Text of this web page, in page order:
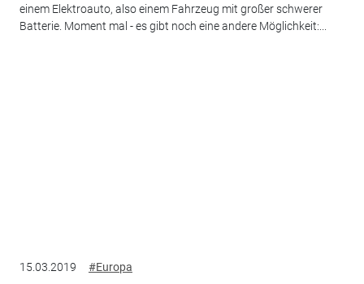
einem Elektroauto, also einem Fahrzeug mit großer schwerer
Batterie. Moment mal - es gibt noch eine andere Möglichkeit:...
15.03.2019 #Europa